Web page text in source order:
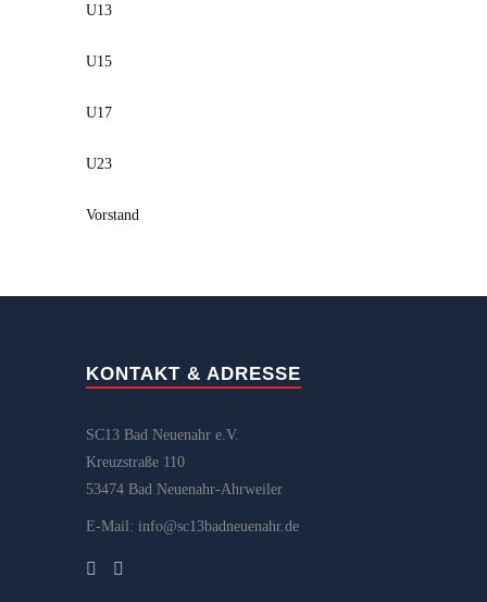
U13
U15
U17
U23
Vorstand
KONTAKT & ADRESSE
SC13 Bad Neuenahr e.V.
Kreuzstraße 110
53474 Bad Neuenahr-Ahrweiler
E-Mail: info@sc13badneuenahr.de